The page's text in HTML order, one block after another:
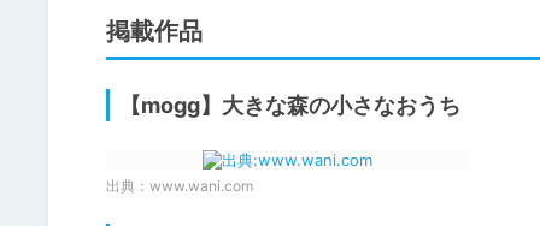
掲載作品
【mogg】大きな森の小さなおうち
出典： www.wani.com